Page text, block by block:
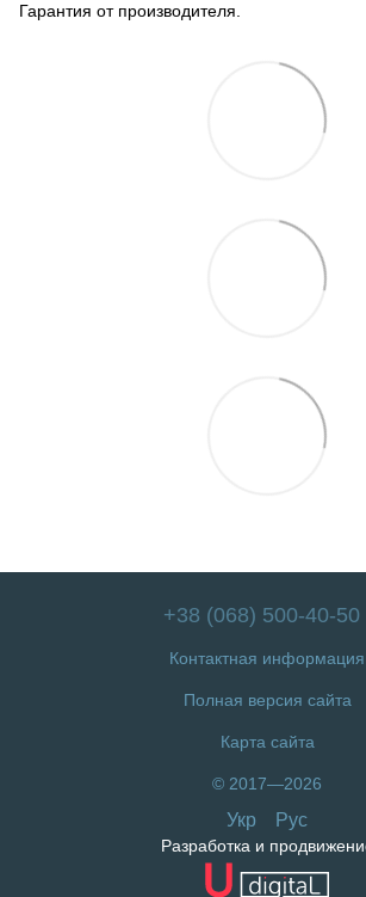
Гарантия от производителя.
+38 (068) 500-40-50
Контактная информация
Полная версия сайта
Карта сайта
© 2017—2026
Укр Рус
Разработка и